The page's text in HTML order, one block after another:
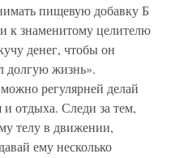
пищевую добавку Б
к знаменитому целителю
денег, чтобы он
долгую жизнь».
регулярней делай
и отдыха. Следи за тем,
телу в движении,
ему несколько